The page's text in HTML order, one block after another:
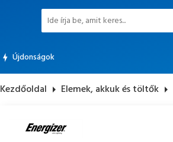
Újdonságok
Kezdőoldal arrow_right Elemek, akkuk és töltők arrow_right